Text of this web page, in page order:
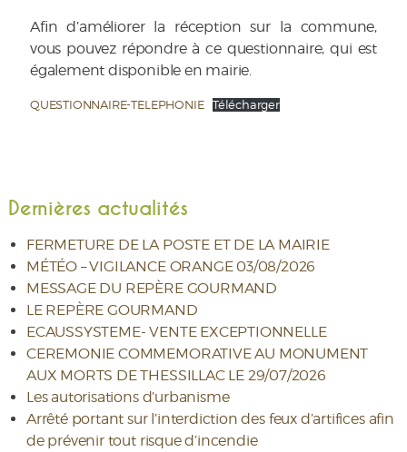
Afin d’améliorer la réception sur la commune,
vous pouvez répondre à ce questionnaire, qui est
également disponible en mairie.
QUESTIONNAIRE-TELEPHONIE Télécharger
Dernières actualités
FERMETURE DE LA POSTE ET DE LA MAIRIE
MÉTÉO – VIGILANCE ORANGE 03/08/2026
MESSAGE DU REPÈRE GOURMAND
LE REPÈRE GOURMAND
ECAUSSYSTEME- VENTE EXCEPTIONNELLE
CEREMONIE COMMEMORATIVE AU MONUMENT
AUX MORTS DE THESSILLAC LE 29/07/2026
Les autorisations d’urbanisme
Arrêté portant sur l’interdiction des feux d’artifices afin
de prévenir tout risque d’incendie